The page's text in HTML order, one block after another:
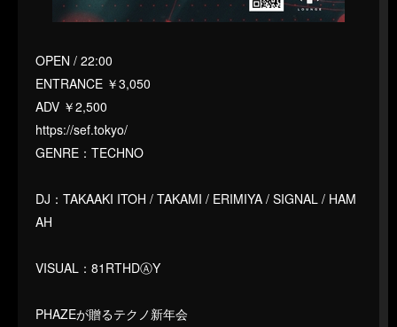
OPEN / 22:00
ENTRANCE ￥3,050
ADV ￥2,500
https://sef.tokyo/
GENRE：TECHNO
DJ：TAKAAKI ITOH / TAKAMI / ERIMIYA / SIGNAL / HAM
AH
VISUAL：81RTHDⒶY
PHAZEが贈るテクノ新年会